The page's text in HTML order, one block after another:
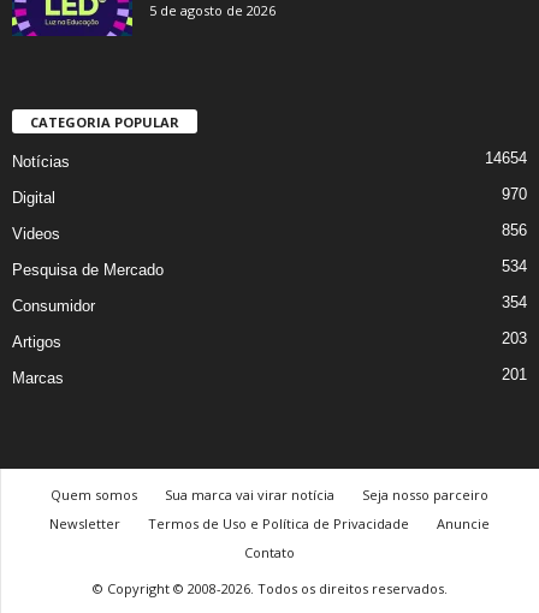
5 de agosto de 2026
CATEGORIA POPULAR
Notícias 14654
Digital 970
Videos 856
Pesquisa de Mercado 534
Consumidor 354
Artigos 203
Marcas 201
Quem somos Sua marca vai virar notícia
Seja nosso parceiro
Newsletter
Termos de Uso e Política de Privacidade
Anuncie
Contato
© Copyright © 2008-2026. Todos os direitos reservados.